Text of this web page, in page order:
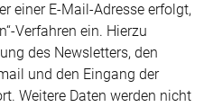
einer E-Mail-Adresse erfolgt,
Verfahren ein. Hierzu
des Newsletters, den
und den Eingang der
Weitere Daten werden nicht